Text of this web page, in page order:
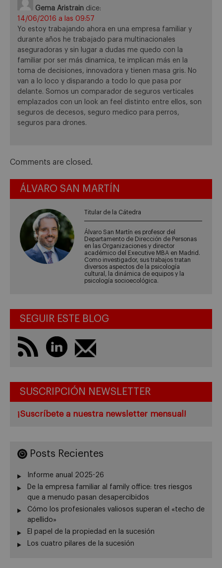
Gema Aristrain dice:
14/06/2016 a las 09:57
Yo estoy trabajando ahora en una empresa familiar y
durante años he trabajado para multinacionales
aseguradoras y sin lugar a dudas me quedo con la
familiar por ser más dinamica, te implican más en la
toma de decisiones, innovadora y tienen masa gris. No
van a lo loco y disparando a todo lo que pasa por
delante. Somos un comparador de seguros verticales
emplazados con un look an feel distinto entre ellos, son
seguros de decesos, seguro medico para perros,
seguros para drones.
Comments are closed.
ÁLVARO SAN MARTÍN
Titular de la Cátedra
Álvaro San Martín es profesor del
Departamento de Dirección de Personas
en las Organizaciones y director
académico del Executive MBA en Madrid.
Como investigador, sus trabajos tratan
diversos aspectos de la psicología
cultural, la dinámica de equipos y la
psicología socioecológica.
SEGUIR ESTE BLOG
SUSCRIPCIÓN NEWSLETTER
¡Suscríbete a nuestra newsletter mensual!
Posts Recientes
Informe anual 2025-26
De la empresa familiar al family office: tres riesgos
que a menudo pasan desapercibidos
Cómo los profesionales valiosos superan el «techo de
apellido»
El papel de la propiedad en la sucesión
Los cuatro pilares de la sucesión